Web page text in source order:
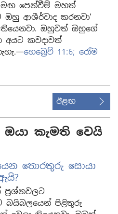
මඟ පෙන්වීම් මහත්
ආශීර්වාද කරනවා’
ඔහුවත් ඔහුගේ
අයට කවදාවත්
හෙබ්‍රෙව් 11:6; රෝම
ඊළඟ
කැමති වෙයි
තොරතුරු සොයා
ප්‍රශ්නවලට
බයිබලයෙන් පිළිතුරු